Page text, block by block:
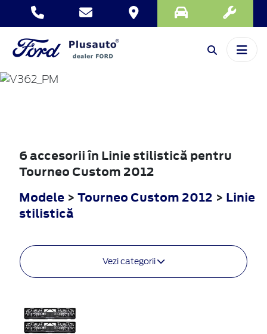
TOURNEO
CUSTOM
6 accesorii în Linie stilistică pentru
Tourneo Custom 2012
Modele > Tourneo Custom 2012 > Linie
stilistică
Vezi categorii